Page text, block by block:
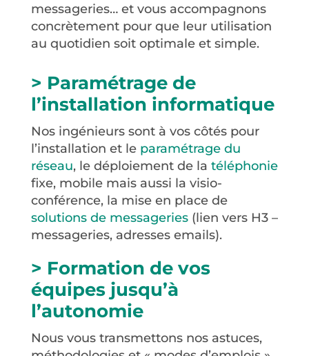
messageries… et vous accompagnons
concrètement pour que leur utilisation
au quotidien soit optimale et simple.
> Paramétrage de
l’installation informatique
Nos ingénieurs sont à vos côtés pour
l’installation et le paramétrage du
réseau, le déploiement de la téléphonie
fixe, mobile mais aussi la visio-
conférence, la mise en place de
solutions de messageries(lien vers H3 –
messageries, adresses emails).
> Formation de vos
équipes jusqu’à
l’autonomie
Nous vous transmettons nos astuces,